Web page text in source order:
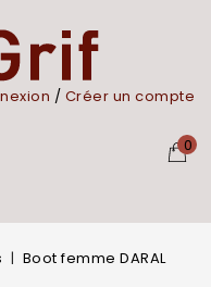
/ Créer un compte
0
Boot femme DARAL